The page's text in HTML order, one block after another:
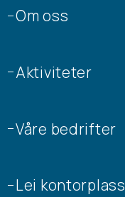
Om oss
Aktiviteter
Våre bedrifter
Lei kontorplass